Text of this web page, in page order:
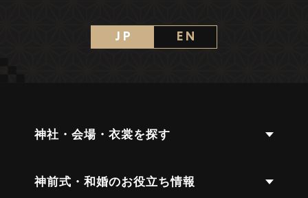
J P E N
神社・会場・衣裳を探す
神前式・和婚のお役立ち情報